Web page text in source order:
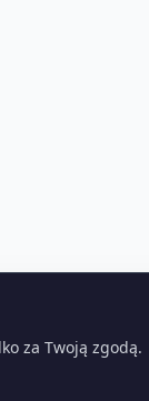
za Twoją zgodą.